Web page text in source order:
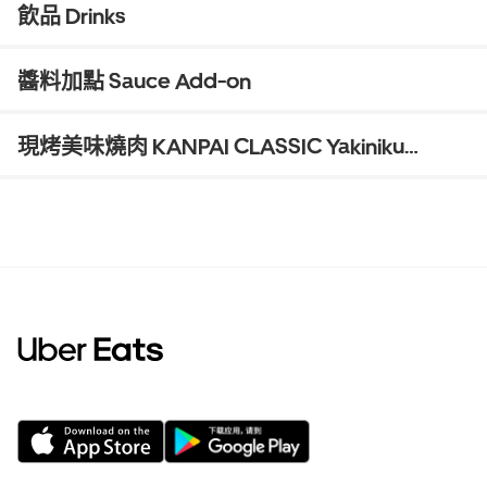
飲品 Drinks
醬料加點 Sauce Add-on
現烤美味燒肉 KANPAI CLASSIC Yakiniku